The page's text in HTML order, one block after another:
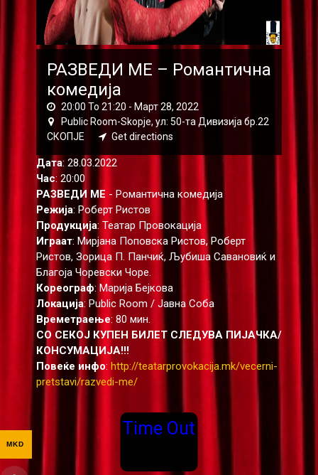
РАЗВЕДИ МЕ – Романтична
комедија
20:00 To 21:20 - Март 28, 2022
Public Room-Skopje, ул: 50-та Дивизија бр.22
СКОПЈЕ
Get directions
Дата: 28.03.2022
Час: 20:00
РАЗВЕДИ МЕ - Романтична комедија
Режија: Роберт Ристов
Продукција: Театар Провокација
Играат: Мирјана Поповска Ристов, Роберт
Ристов, Зорица П. Панчиќ, Љубиша Савановиќ и
Благоја Чоревски Чоре.
Кореограф: Марија Бејкова
Локација: Public Room / Јавна Соба
Времетраење: 80 мин.
СО СЕКОЈ КУПЕН БИЛЕТ СЛЕДУВА ПИЈАЧКА/
КОНСУМАЦИЈА!!!
Повеќе инфо: http://teatarprovokacija.mk/vecerni-
pretstavi/razvedi-me/
Time Out
MKD